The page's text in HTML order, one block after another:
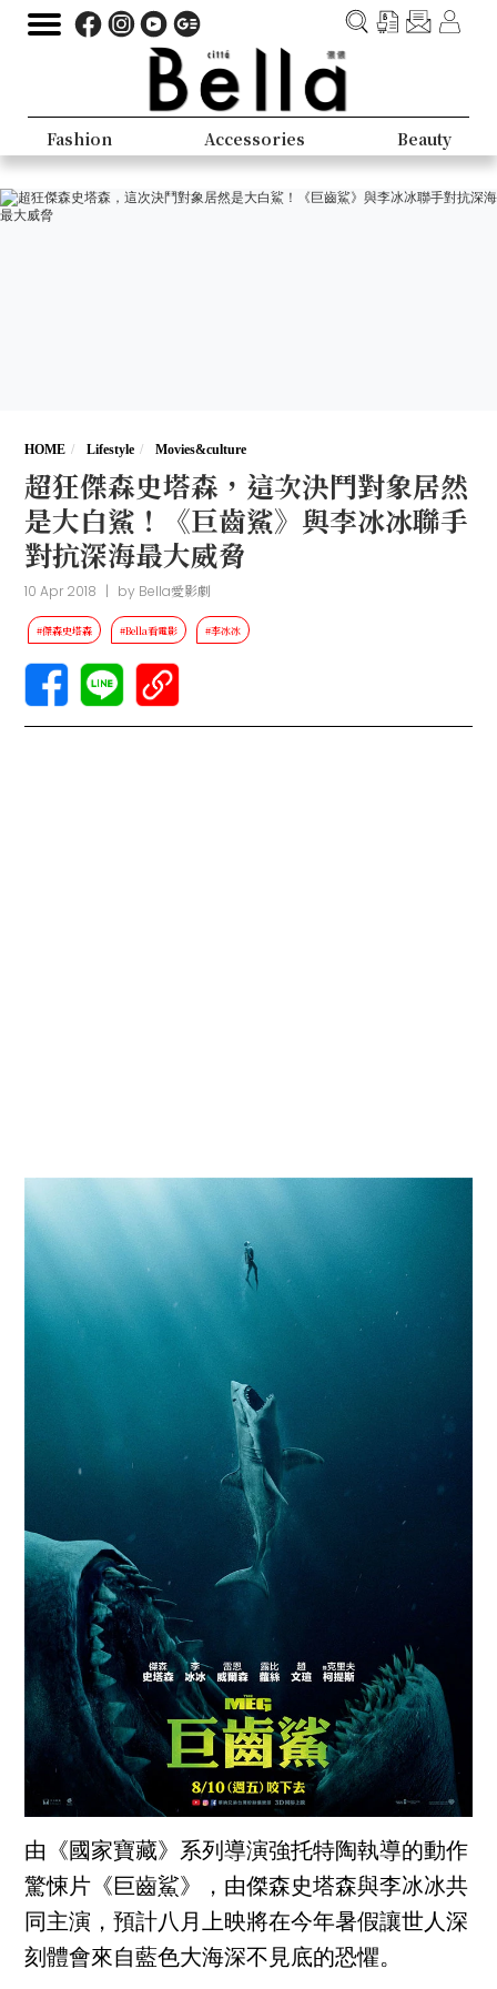
Fashion Accessories Beauty
HOME Lifestyle Movies&culture
超狂傑森史塔森，這次決鬥對象居然
是大白鯊！《巨齒鯊》與李冰冰聯手
對抗深海最大威脅
10 Apr 2018 | by Bella愛影劇
#傑森史塔森 #Bella看電影 #李冰冰
由《國家寶藏》系列導演強托特陶執導的動作
驚悚片《巨齒鯊》，由傑森史塔森與李冰冰共
同主演，預計八月上映將在今年暑假讓世人深
刻體會來自藍色大海深不見底的恐懼。